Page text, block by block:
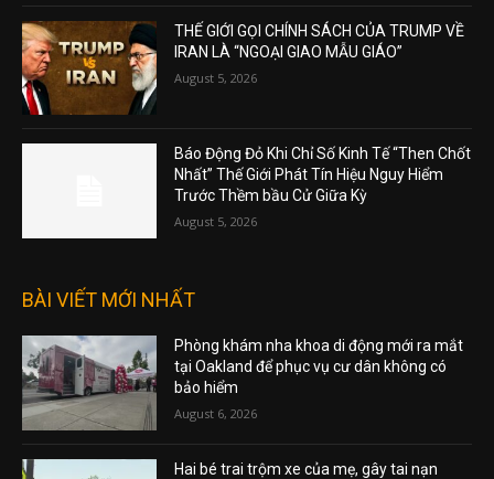
THẾ GIỚI GỌI CHÍNH SÁCH CỦA TRUMP VỀ
IRAN LÀ “NGOẠI GIAO MẪU GIÁO”
August 5, 2026
Báo Động Đỏ Khi Chỉ Số Kinh Tế “Then Chốt
Nhất” Thế Giới Phát Tín Hiệu Nguy Hiểm
Trước Thềm bầu Cử Giữa Kỳ
August 5, 2026
BÀI VIẾT MỚI NHẤT
Phòng khám nha khoa di động mới ra mắt
tại Oakland để phục vụ cư dân không có
bảo hiểm
August 6, 2026
Hai bé trai trộm xe của mẹ, gây tai nạn